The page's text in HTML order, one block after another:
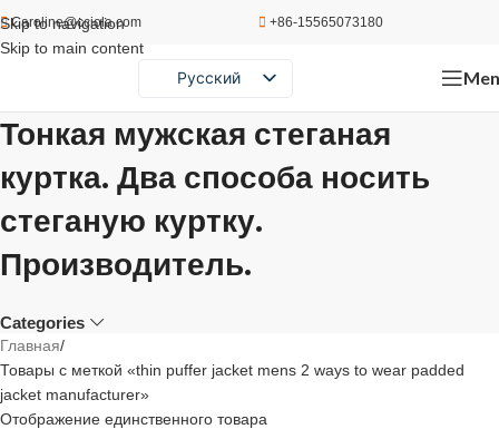
Skip to navigation
Skip to main content
Caroline@cciola.com +86-15565073180
Русский
English
Português
Español
Тонкая мужская стеганая
куртка. Два способа носить
стеганую куртку.
Производитель.
Categories
Главная
Товары с меткой «thin puffer jacket mens 2 ways to wear padded
jacket manufacturer»
Отображение единственного товара